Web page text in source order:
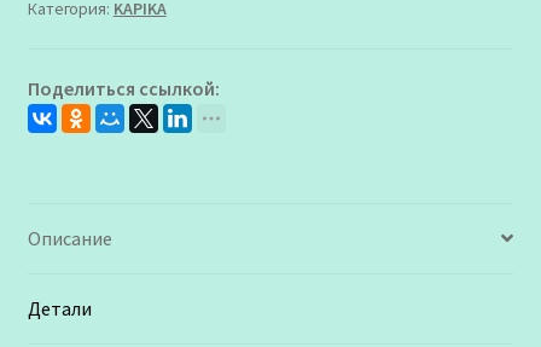
Категория: KAPIKA
Поделиться ссылкой:
Описание
Детали